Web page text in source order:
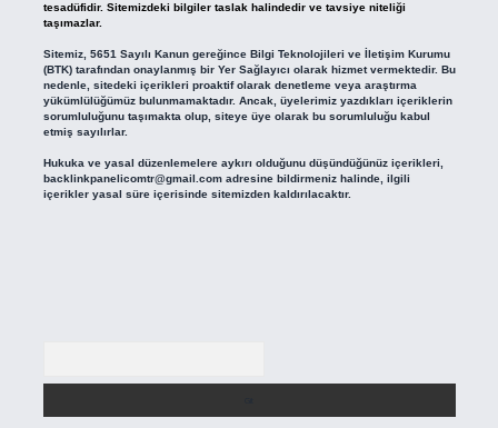
tesadüfidir. Sitemizdeki bilgiler taslak halindedir ve tavsiye niteliği
taşımazlar.
Sitemiz, 5651 Sayılı Kanun gereğince Bilgi Teknolojileri ve İletişim Kurumu
(BTK) tarafından onaylanmış bir Yer Sağlayıcı olarak hizmet vermektedir. Bu
nedenle, sitedeki içerikleri proaktif olarak denetleme veya araştırma
yükümlülüğümüz bulunmamaktadır. Ancak, üyelerimiz yazdıkları içeriklerin
sorumluluğunu taşımakta olup, siteye üye olarak bu sorumluluğu kabul
etmiş sayılırlar.
Hukuka ve yasal düzenlemelere aykırı olduğunu düşündüğünüz içerikleri,
backlinkpanelicomtr@gmail.comadresine bildirmeniz halinde, ilgili
içerikler yasal süre içerisinde sitemizden kaldırılacaktır.